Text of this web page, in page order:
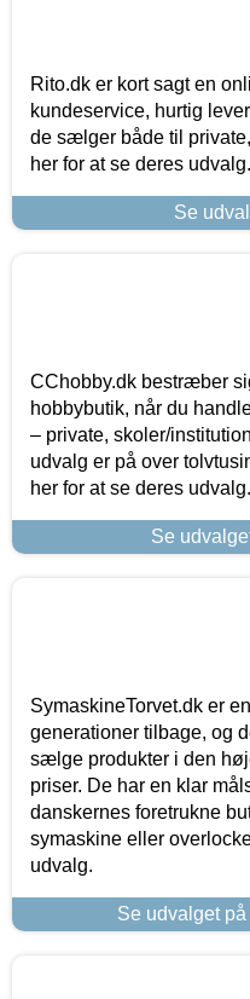
Rito.dk er kort sagt en
kundeservice, hurtig
de sælger både til
her for at se deres udvalg.
Se
CChobby.dk bestræber
hobbybutik, når du
– private, skoler/
udvalg er på over
her for at se deres udvalg.
Se
SymaskineTorvet.dk er
generationer tilbage, og
sælge produkter i den
priser. De har en klar
danskernes foretrukne
symaskine eller
udvalg.
Se udvalget